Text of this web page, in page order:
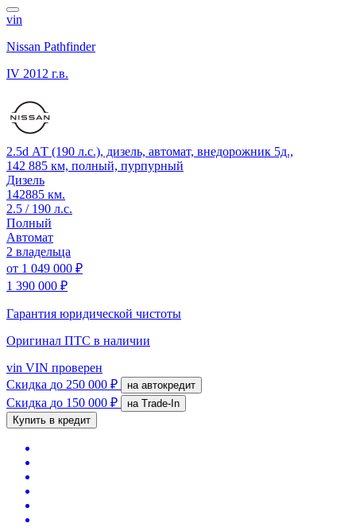
vin
Nissan Pathfinder
IV 2012 г.в.
2.5d АТ (190 л.с.), дизель, автомат, внедорожник 5д.,
142 885 км, полный, пурпурный
Дизель
142885 км.
2.5 / 190 л.с.
Полный
Автомат
2 владельца
от 1 049 000 ₽
1 390 000 ₽
Гарантия юридической чистоты
Оригинал ПТС в наличии
vin VIN проверен
Скидка до 250 000 ₽ на автокредит
Скидка до 150 000 ₽
на Trade-In
Купить в кредит